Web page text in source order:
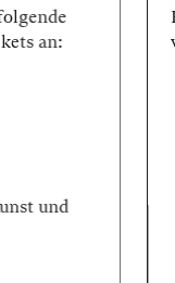
an:
und